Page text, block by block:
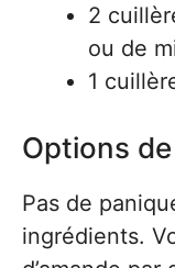
2
ou de
1
Options
Pas de
ingrédients.